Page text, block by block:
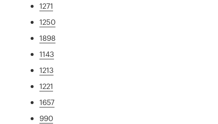
1271
1250
1898
1143
1213
1221
1657
990